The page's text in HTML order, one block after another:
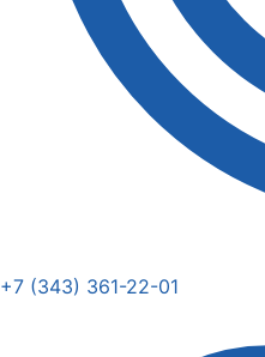
+7 (343) 361-22-01